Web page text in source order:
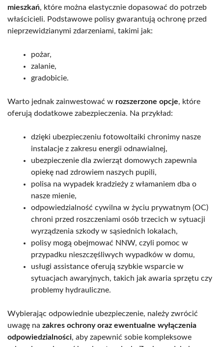
mieszkań, które można elastycznie dopasować do potrzeb
właścicieli. Podstawowe polisy gwarantują ochronę przed
nieprzewidzianymi zdarzeniami, takimi jak:
pożar,
zalanie,
gradobicie.
Warto jednak zainwestować w rozszerzone opcje, które
oferują dodatkowe zabezpieczenia. Na przykład:
dzięki ubezpieczeniu fotowoltaiki chronimy nasze
instalacje z zakresu energii odnawialnej,
ubezpieczenie dla zwierząt domowych zapewnia
opiekę nad zdrowiem naszych pupili,
polisa na wypadek kradzieży z włamaniem dba o
nasze mienie,
odpowiedzialność cywilna w życiu prywatnym (OC)
chroni przed roszczeniami osób trzecich w sytuacji
wyrządzenia szkody w sąsiednich lokalach,
polisy mogą obejmować NNW, czyli pomoc w
przypadku nieszczęśliwych wypadków w domu,
usługi assistance oferują szybkie wsparcie w
sytuacjach awaryjnych, takich jak awaria sprzętu czy
problemy hydrauliczne.
Wybierając odpowiednie ubezpieczenie, należy zwrócić
uwagę na zakres ochrony oraz ewentualne wyłączenia
odpowiedzialności, aby zapewnić sobie kompleksowe